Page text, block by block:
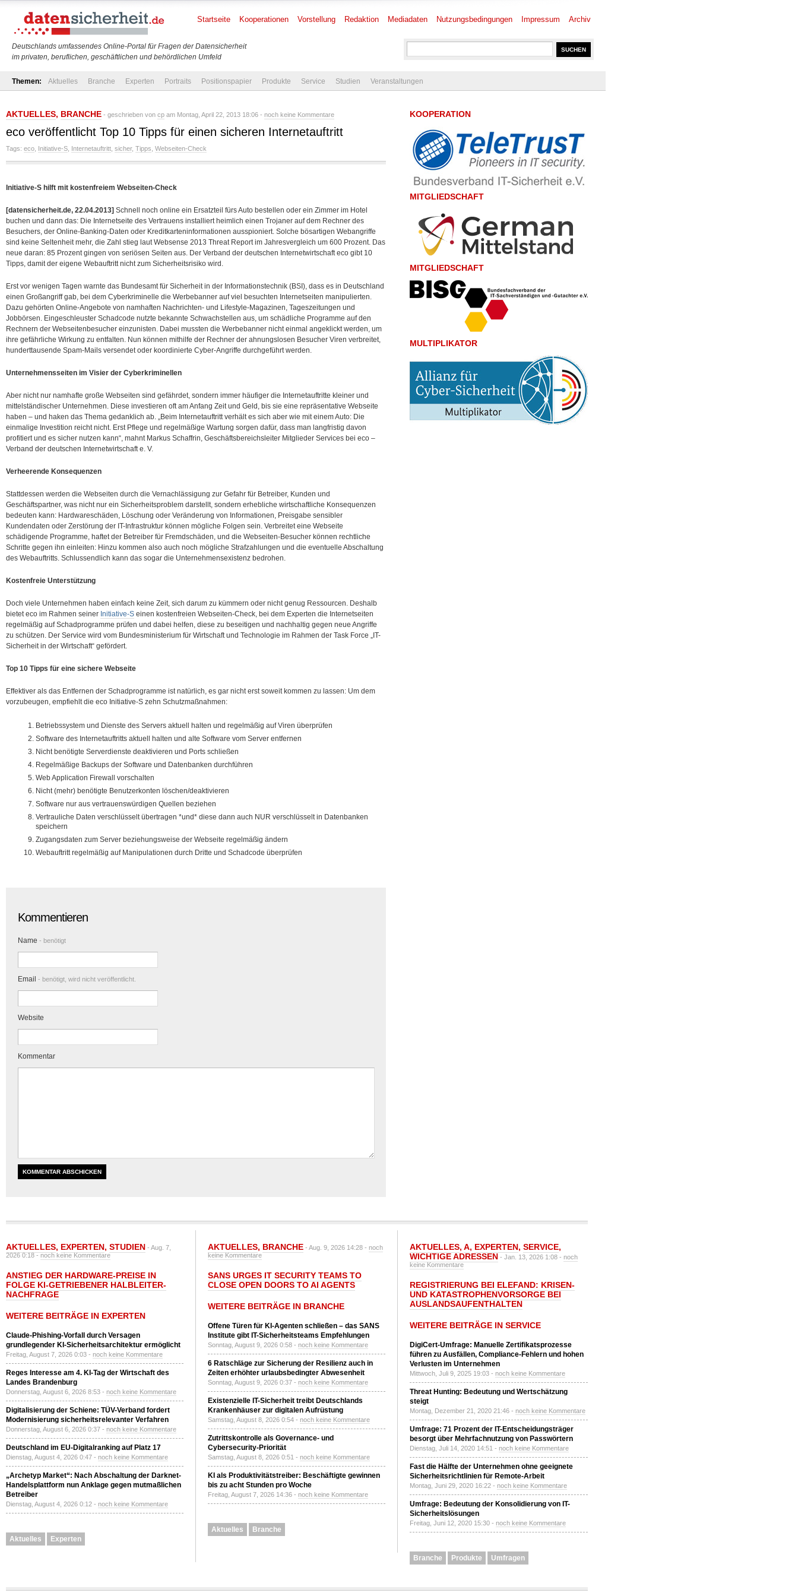
Deutschlands umfassendes Online-Portal für Fragen der Datensicherheit
im privaten, beruflichen, geschäftlichen und behördlichen Umfeld
Startseite Kooperationen Vorstellung Redaktion Mediadaten Nutzungsbedingungen Impressum Archiv
Themen: Aktuelles Branche Experten Portraits Positionspapier Produkte Service Studien Veranstaltungen
AKTUELLES, BRANCHE - geschrieben von cp am Montag, April 22, 2013 18:06 - noch keine Kommentare
eco veröffentlicht Top 10 Tipps für einen sicheren Internetauftritt
Tags: eco Initiative-S Internetauftritt sicher, Tipps Webseiten-Check
Initiative-S hilft mit kostenfreiem Webseiten-Check
[datensicherheit.de, 22.04.2013] Schnell noch online ein Ersatzteil fürs Auto bestellen oder ein Zimmer im Hotel
buchen und dann das: Die Internetseite des Vertrauens installiert heimlich einen Trojaner auf dem Rechner des
Besuchers, der Online-Banking-Daten oder Kreditkarteninformationen ausspioniert. Solche bösartigen Webangriffe
sind keine Seltenheit mehr, die Zahl stieg laut Websense 2013 Threat Report im Jahresvergleich um 600 Prozent. Das
neue daran: 85 Prozent gingen von seriösen Seiten aus. Der Verband der deutschen Internetwirtschaft eco gibt 10
Tipps, damit der eigene Webauftritt nicht zum Sicherheitsrisiko wird.
Erst vor wenigen Tagen warnte das Bundesamt für Sicherheit in der Informationstechnik (BSI), dass es in Deutschland
einen Großangriff gab, bei dem Cyberkriminelle die Werbebanner auf viel besuchten Internetseiten manipulierten.
Dazu gehörten Online-Angebote von namhaften Nachrichten- und Lifestyle-Magazinen, Tageszeitungen und
Jobbörsen. Eingeschleuster Schadcode nutzte bekannte Schwachstellen aus, um schädliche Programme auf den
Rechnern der Webseitenbesucher einzunisten. Dabei mussten die Werbebanner nicht einmal angeklickt werden, um
ihre gefährliche Wirkung zu entfalten. Nun können mithilfe der Rechner der ahnungslosen Besucher Viren verbreitet,
hunderttausende Spam-Mails versendet oder koordinierte Cyber-Angriffe durchgeführt werden.
Unternehmensseiten im Visier der Cyberkriminellen
Aber nicht nur namhafte große Webseiten sind gefährdet, sondern immer häufiger die Internetauftritte kleiner und
mittelständischer Unternehmen. Diese investieren oft am Anfang Zeit und Geld, bis sie eine repräsentative Webseite
haben – und haken das Thema gedanklich ab. „Beim Internetauftritt verhält es sich aber wie mit einem Auto: Die
einmalige Investition reicht nicht. Erst Pflege und regelmäßige Wartung sorgen dafür, dass man langfristig davon
profitiert und es sicher nutzen kann“, mahnt Markus Schaffrin, Geschäftsbereichsleiter Mitglieder Services bei eco –
Verband der deutschen Internetwirtschaft e. V.
Verheerende Konsequenzen
Stattdessen werden die Webseiten durch die Vernachlässigung zur Gefahr für Betreiber, Kunden und
Geschäftspartner, was nicht nur ein Sicherheitsproblem darstellt, sondern erhebliche wirtschaftliche Konsequenzen
bedeuten kann: Hardwareschäden, Löschung oder Veränderung von Informationen, Preisgabe sensibler
Kundendaten oder Zerstörung der IT-Infrastruktur können mögliche Folgen sein. Verbreitet eine Webseite
schädigende Programme, haftet der Betreiber für Fremdschäden, und die Webseiten-Besucher können rechtliche
Schritte gegen ihn einleiten: Hinzu kommen also auch noch mögliche Strafzahlungen und die eventuelle Abschaltung
des Webauftritts. Schlussendlich kann das sogar die Unternehmensexistenz bedrohen.
Kostenfreie Unterstützung
Doch viele Unternehmen haben einfach keine Zeit, sich darum zu kümmern oder nicht genug Ressourcen. Deshalb
bietet eco im Rahmen seiner Initiative-S einen kostenfreien Webseiten-Check, bei dem Experten die Internetseiten
regelmäßig auf Schadprogramme prüfen und dabei helfen, diese zu beseitigen und nachhaltig gegen neue Angriffe
zu schützen. Der Service wird vom Bundesministerium für Wirtschaft und Technologie im Rahmen der Task Force „IT-
Sicherheit in der Wirtschaft“ gefördert.
Top 10 Tipps für eine sichere Webseite
Effektiver als das Entfernen der Schadprogramme ist natürlich, es gar nicht erst soweit kommen zu lassen: Um dem
vorzubeugen, empfiehlt die eco Initiative-S zehn Schutzmaßnahmen:
Betriebssystem und Dienste des Servers aktuell halten und regelmäßig auf Viren überprüfen
Software des Internetauftritts aktuell halten und alte Software vom Server entfernen
Nicht benötigte Serverdienste deaktivieren und Ports schließen
Regelmäßige Backups der Software und Datenbanken durchführen
Web Application Firewall vorschalten
Nicht (mehr) benötigte Benutzerkonten löschen/deaktivieren
Software nur aus vertrauenswürdigen Quellen beziehen
Vertrauliche Daten verschlüsselt übertragen *und* diese dann auch NUR verschlüsselt in Datenbanken
speichern
Zugangsdaten zum Server beziehungsweise der Webseite regelmäßig ändern
Webauftritt regelmäßig auf Manipulationen durch Dritte und Schadcode überprüfen
Kommentieren
Name - benötigt
Email - benötigt, wird nicht veröffentlicht.
Website
Kommentar
KOOPERATION
MITGLIEDSCHAFT
MITGLIEDSCHAFT
MULTIPLIKATOR
AKTUELLES, EXPERTEN, STUDIEN - Aug. 7,
2026 0:18 -noch keine Kommentare
ANSTIEG DER HARDWARE-PREISE IN
FOLGE KI-GETRIEBENER HALBLEITER-
NACHFRAGE
WEITERE BEITRÄGE IN EXPERTEN
Claude-Phishing-Vorfall durch Versagen
grundlegender KI-Sicherheitsarchitektur ermöglicht
Freitag, August 7, 2026 0:03 - noch keine Kommentare
Reges Interesse am 4. KI-Tag der Wirtschaft des
Landes Brandenburg
Donnerstag, August 6, 2026 8:53 - noch keine Kommentare
Digitalisierung der Schiene: TÜV-Verband fordert
Modernisierung sicherheitsrelevanter Verfahren
Donnerstag, August 6, 2026 0:37 - noch keine Kommentare
Deutschland im EU-Digitalranking auf Platz 17
Dienstag, August 4, 2026 0:47 - noch keine Kommentare
„Archetyp Market“: Nach Abschaltung der Darknet-
Handelsplattform nun Anklage gegen mutmaßlichen
Betreiber
Dienstag, August 4, 2026 0:12 - noch keine Kommentare
Aktuelles Experten
AKTUELLES, BRANCHE - Aug. 9, 2026 14:28 - noch
keine Kommentare
SANS URGES IT SECURITY TEAMS TO
CLOSE OPEN DOORS TO AI AGENTS
WEITERE BEITRÄGE IN BRANCHE
Offene Türen für KI-Agenten schließen – das SANS
Institute gibt IT-Sicherheitsteams Empfehlungen
Sonntag, August 9, 2026 0:58 - noch keine Kommentare
6 Ratschläge zur Sicherung der Resilienz auch in
Zeiten erhöhter urlaubsbedingter Abwesenheit
Sonntag, August 9, 2026 0:37 - noch keine Kommentare
Existenzielle IT-Sicherheit treibt Deutschlands
Krankenhäuser zur digitalen Aufrüstung
Samstag, August 8, 2026 0:54 - noch keine Kommentare
Zutrittskontrolle als Governance- und
Cybersecurity-Priorität
Samstag, August 8, 2026 0:51 - noch keine Kommentare
KI als Produktivitätstreiber: Beschäftigte gewinnen
bis zu acht Stunden pro Woche
Freitag, August 7, 2026 14:36 - noch keine Kommentare
Aktuelles Branche
AKTUELLES, A, EXPERTEN, SERVICE,
WICHTIGE ADRESSEN - Jan. 13, 2026 1:08 - noch
keine Kommentare
REGISTRIERUNG BEI ELEFAND: KRISEN-
UND KATASTROPHENVORSORGE BEI
AUSLANDSAUFENTHALTEN
WEITERE BEITRÄGE IN SERVICE
DigiCert-Umfrage: Manuelle Zertifikatsprozesse
führen zu Ausfällen, Compliance-Fehlern und hohen
Verlusten im Unternehmen
Mittwoch, Juli 9, 2025 19:03 - noch keine Kommentare
Threat Hunting: Bedeutung und Wertschätzung
steigt
Montag, Dezember 21, 2020 21:46 - noch keine Kommentare
Umfrage: 71 Prozent der IT-Entscheidungsträger
besorgt über Mehrfachnutzung von Passwörtern
Dienstag, Juli 14, 2020 14:51 - noch keine Kommentare
Fast die Hälfte der Unternehmen ohne geeignete
Sicherheitsrichtlinien für Remote-Arbeit
Montag, Juni 29, 2020 16:22 - noch keine Kommentare
Umfrage: Bedeutung der Konsolidierung von IT-
Sicherheitslösungen
Freitag, Juni 12, 2020 15:30 - noch keine Kommentare
Branche Produkte Umfragen